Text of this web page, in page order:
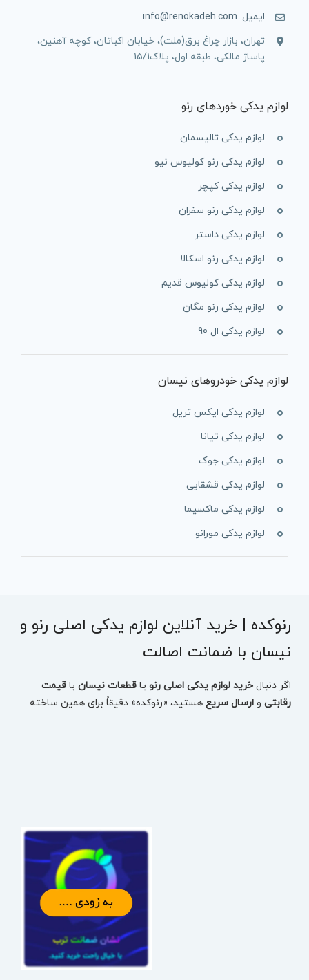
ایمیل: info@renokadeh.com
تهران، بازار چراغ برق(ملت)، خیابان اکباتان، کوچه آهنین،
پاساژ مالکی، طبقه اول، پلاک15/1
لوازم یدکی خوردهای رنو
لوازم یدکی تالیسمان
لوازم یدکی رنو کولیوس نیو
لوازم یدکی کپچر
لوازم یدکی رنو سفران
لوازم یدکی داستر
لوازم یدکی رنو اسکالا
لوازم یدکی کولیوس قدیم
لوازم یدکی رنو مگان
لوازم یدکی ال 90
لوازم یدکی خودروهای نیسان
لوازم یدکی ایکس تریل
لوازم یدکی تیانا
لوازم یدکی جوک
لوازم یدکی قشقایی
لوازم یدکی ماکسیما
لوازم یدکی مورانو
رنوکده | خرید آنلاین لوازم یدکی اصلی رنو و
نیسان با ضمانت اصالت
اگر دنبالخرید لوازم یدکی اصلی رنو یاقطعات نیسان باقیمت
رقابتی وارسال سریع هستید، «رنوکده» دقیقاً برای همین ساخته
خرید لوازم یدکی رنو بر اساس مدل خودرو (سریع و دقیق)
برای اینکه انتخاب قطعه اشتباه نشود، می‌توانید از همان ابتدا مدل
خودرو را انتخاب کنید و دقیقاً به قطعات همان خودرو برسید: